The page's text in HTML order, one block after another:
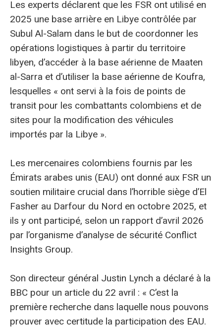
Les experts déclarent que les FSR ont utilisé en
2025 une base arrière en Libye contrôlée par
Subul Al-Salam dans le but de coordonner les
opérations logistiques à partir du territoire
libyen, d’accéder à la base aérienne de Maaten
al-Sarra et d’utiliser la base aérienne de Koufra,
lesquelles « ont servi à la fois de points de
transit pour les combattants colombiens et de
sites pour la modification des véhicules
importés par la Libye ».
Les mercenaires colombiens fournis par les
Émirats arabes unis (EAU) ont donné aux FSR un
soutien militaire crucial dans l’horrible siège d’El
Fasher au Darfour du Nord en octobre 2025, et
ils y ont participé, selon un rapport d’avril 2026
par l’organisme d’analyse de sécurité Conflict
Insights Group.
Son directeur général Justin Lynch a déclaré à la
BBC pour un article du 22 avril : « C’est la
première recherche dans laquelle nous pouvons
prouver avec certitude la participation des EAU.